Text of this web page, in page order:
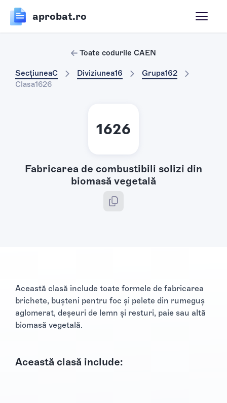
aprobat.ro
Toate codurile CAEN
SecțiuneaC Diviziunea16 Grupa162
Clasa1626
1626
Fabricarea de combustibili solizi din
biomasă vegetală
Această clasă include toate formele de fabricarea
brichete, bușteni pentru foc și pelete din rumeguș
aglomerat, deșeuri de lemn și resturi, paie sau altă
biomasă vegetală.
Această clasă include: